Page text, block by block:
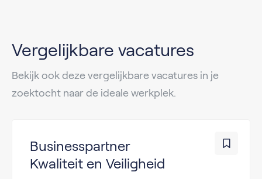
Vergelijkbare vacatures
Bekijk ook deze vergelijkbare vacatures in je
zoektocht naar de ideale werkplek.
Businesspartner
Kwaliteit en Veiligheid